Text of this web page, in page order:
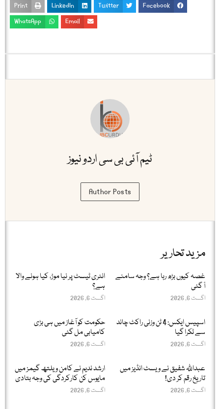
Facebook
Twitter
LinkedIn
Print
Email
WhatsApp
ٹیم آئی بی سی اردو نیوز
Author Posts
مزید تحاریر
غصہ کیوں بڑھ رہا ہے؟ وجہ سامنے
آ گئی
اگست 6, 2026
انٹری ٹیسٹ پر نیا موڑ، کیا ہونے والا
ہے؟
اگست 6, 2026
اسپیس ایکس: 4 ٹن وزنی راکٹ چاند
سے ٹکرا گیا
اگست 6, 2026
حکومت کو آغاز میں ہی بڑی
کامیابی مل گئی
اگست 6, 2026
عبداللّٰہ شفیق نے ویسٹ انڈیز میں
تاریخ رقم کر دی!
اگست 6, 2026
ارشد ندیم نے کامن ویلتھ گیمز میں
مایوس کن کارکردگی کی وجہ بتادی
اگست 6, 2026